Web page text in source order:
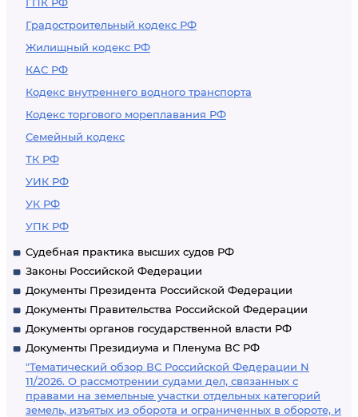
Градостроительный кодекс РФ
Жилищный кодекс РФ
КАС РФ
Кодекс внутреннего водного транспорта
Кодекс торгового мореплавания РФ
Семейный кодекс
ТК РФ
УИК РФ
УК РФ
УПК РФ
Судебная практика высших судов РФ
Законы Российской Федерации
Документы Президента Российской Федерации
Документы Правительства Российской Федерации
Документы органов государственной власти РФ
Документы Президиума и Пленума ВС РФ
"Тематический обзор ВС Российской Федерации N
11/2026. О рассмотрении судами дел, связанных с
правами на земельные участки отдельных категорий
земель, изъятых из оборота и ограниченных в обороте, и